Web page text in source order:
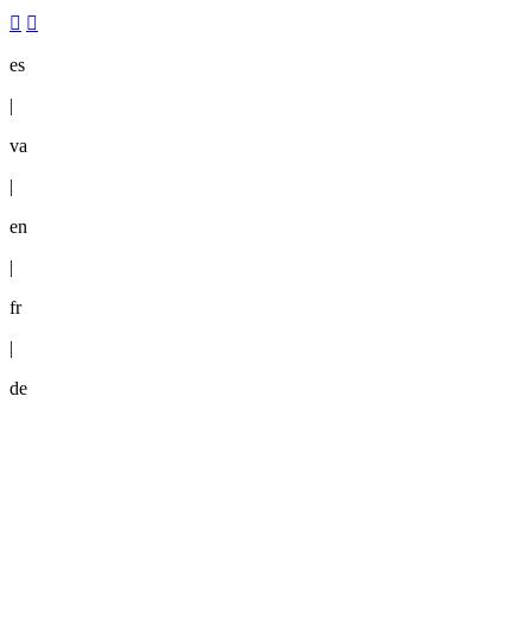
es
|
va
|
en
|
fr
|
de